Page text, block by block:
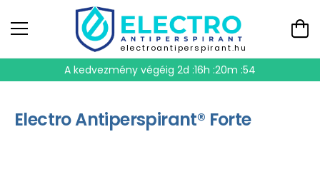
electroantiperspirant.hu
A kedvezmény végéig 2d :16h :20m :54
Electro Antiperspirant® Forte